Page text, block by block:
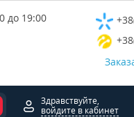
до 19:00
Здравствуйте,
войдите в кабинет